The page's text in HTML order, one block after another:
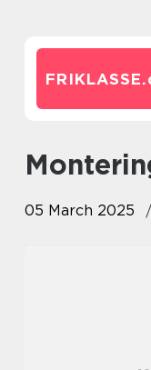
FRIKLASSE.
05 March 2025